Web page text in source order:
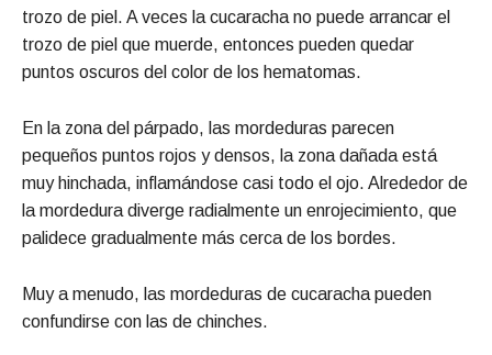
trozo de piel. A veces la cucaracha no puede arrancar el
trozo de piel que muerde, entonces pueden quedar
puntos oscuros del color de los hematomas.
En la zona del párpado, las mordeduras parecen
pequeños puntos rojos y densos, la zona dañada está
muy hinchada, inflamándose casi todo el ojo. Alrededor de
la mordedura diverge radialmente un enrojecimiento, que
palidece gradualmente más cerca de los bordes.
Muy a menudo, las mordeduras de cucaracha pueden
confundirse con las de chinches.